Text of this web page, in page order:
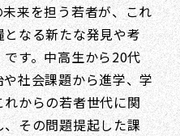
来を担う若者が、これ
なる新たな発見や考
す。中高生から20代
社会課題から進学、学
からの若者世代に関
その問題提起した課